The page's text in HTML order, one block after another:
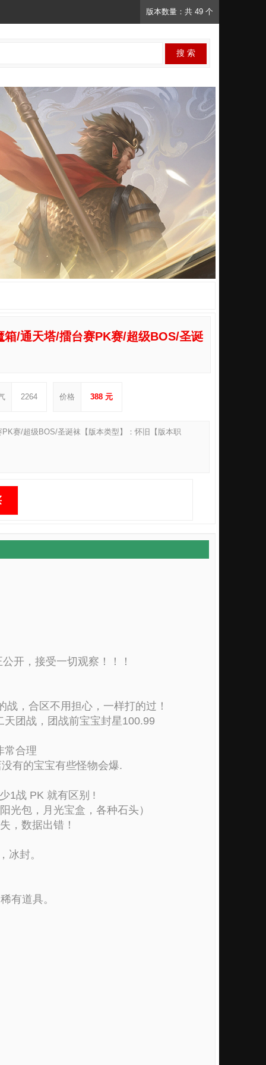
版本数量：共 49 个
搜 索
/通天塔/擂台赛PK赛/超级BOS/圣诞
2264 价格 388 元
赛/超级BOS/圣诞袜【版本类型】：怀旧【版本职
开，接受一切观察！！！
，合区不用担心，一样打的过！
团战，团战前宝宝封星100.99
常合理
有的宝宝有些怪物会爆.
1战 PK 就有区别 !
光包，月光宝盒，各种石头）
，数据出错！
冰封。
有道具。